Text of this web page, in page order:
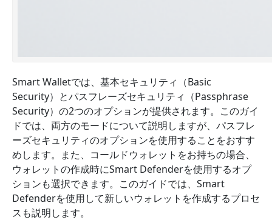
Smart Walletでは、 基本セキュリティ（Basic
Security）とパスフレーズセキュリティ（Passphrase
Security） の2つのオプションが提供されます。このガイ
ドでは、両方のモードについて説明しますが、 パスフレ
ーズセキュリティのオプションを使用することをおすす
めします。また、コールドウォレットをお持ちの場合、
ウォレットの作成時にSmart Defenderを使用するオプ
ションも選択できます。このガイドでは、Smart
Defenderを使用して新しいウォレットを作成するプロセ
スも説明します。